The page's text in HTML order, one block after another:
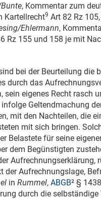
, Kommentar zum
Kartellrecht9 Art 82 Rz 105,
Ehlermann,
Rz 155 und 158 je mit
bei der Beurteilung die
durch das
sein eigenes Recht rasch
Geltendmachung
mit den Nachteilen, die
mit sich bringen.
Belastete für seine
dem Begünstigten
Aufrechnungserklärung,
der Aufrechnungslage,
in Rummel, ABGB² §
durch die